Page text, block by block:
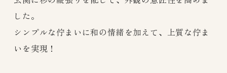
した。
シンプルな佇まいに和の情緒を加えて、上質な佇ま
いを実現！